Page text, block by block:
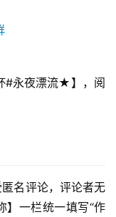
#永夜漂流★】，阅
名评论，评论者无
】一栏统一填写“作